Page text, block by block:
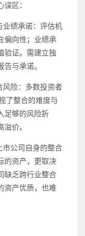
区：
业绩承诺：评估机
偏向性；业绩承
验证。需建立独
与承诺。
风险：多数投资者
了整合的难度与
足够的风险折
价。
市公司自身的整合
的资产，更取决
缺乏跨行业整合
资产优质，也难